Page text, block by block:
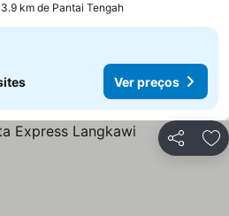
km de Pantai Tengah
Ver preços
Partilhar